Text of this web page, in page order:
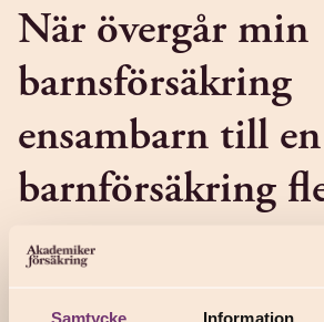
Samtycke Information
När övergår min
barnsförsäkring
ensambarn till en
barnförsäkring
Om du anmäler att du vill ändra din
ensambarn till en barnsförsäkring
förändringen till oss.